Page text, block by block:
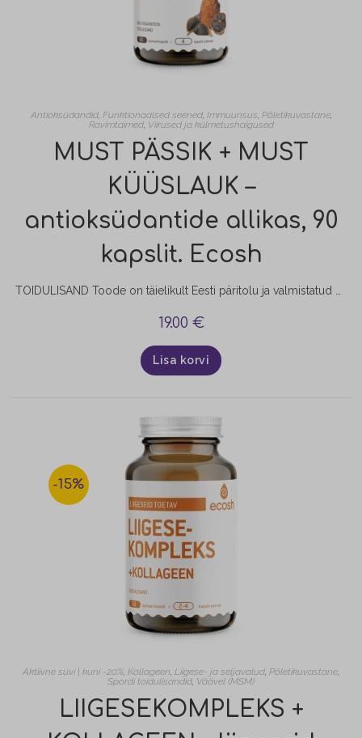
Antioksüdandid, Funktionaalsed seened, Immuunsus, Põletikuvastane,
Ravimtaimed, Viirused ja külmetushaigused
MUST PÄSSIK + MUST
KÜÜSLAUK –
antioksüdantide allikas, 90
kapslit. Ecosh
19.00 €
Lisa korvi
-15%
Aktiivne suvi | kuni -20%, Kollageen, Liigese- ja seljavalud, Põletikuvastane,
Spordi toidulisandid, Väävel (MSM)
LIIGESEKOMPLEKS +